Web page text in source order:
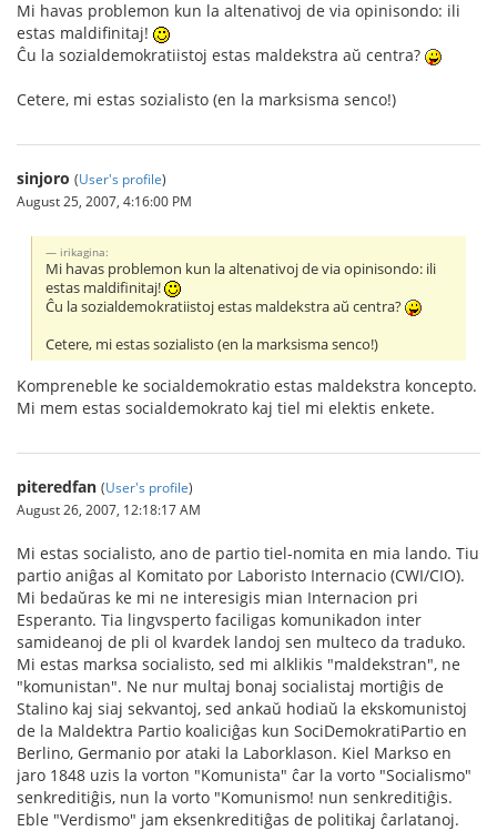
Mi havas problemon kun la altenativoj de via opinisondo: ili
estas maldifinitaj!
Ĉu la sozialdemokratiistoj estas maldekstra aŭ centra?
Cetere, mi estas sozialisto (en la marksisma senco!)
sinjoro (User's profile)
August 25, 2007, 4:16:00 PM
irikagina:
Mi havas problemon kun la altenativoj de via opinisondo: ili
estas maldifinitaj!
Ĉu la sozialdemokratiistoj estas maldekstra aŭ centra?
Cetere, mi estas sozialisto (en la marksisma senco!)
Kompreneble ke socialdemokratio estas maldekstra koncepto.
Mi mem estas socialdemokrato kaj tiel mi elektis enkete.
piteredfan (User's profile)
August 26, 2007, 12:18:17 AM
Mi estas socialisto, ano de partio tiel-nomita en mia lando. Tiu
partio aniĝas al Komitato por Laboristo Internacio (CWI/CIO).
Mi bedaŭras ke mi ne interesigis mian Internacion pri
Esperanto. Tia lingvsperto faciligas komunikadon inter
samideanoj de pli ol kvardek landoj sen multeco da traduko.
Mi estas marksa socialisto, sed mi alklikis "maldekstran", ne
"komunistan". Ne nur multaj bonaj socialistaj mortiĝis de
Stalino kaj siaj sekvantoj, sed ankaŭ hodiaŭ la ekskomunistoj
de la Maldektra Partio koaliciĝas kun SociDemokratiPartio en
Berlino, Germanio por ataki la Laborklason. Kiel Markso en
jaro 1848 uzis la vorton "Komunista" ĉar la vorto "Socialismo"
senkreditiĝis, nun la vorto "Komunismo! nun senkreditiĝis.
Eble "Verdismo" jam eksenkreditiĝas de politikaj ĉarlatanoj.